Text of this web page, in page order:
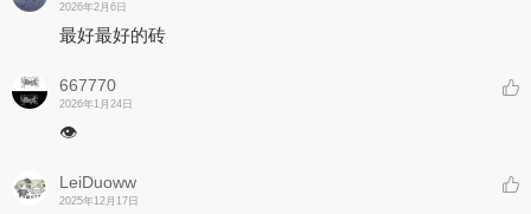
2026年2月6日
最好最好的砖
667770
2026年1月24日
👁️
LeiDuoww
2025年12月17日